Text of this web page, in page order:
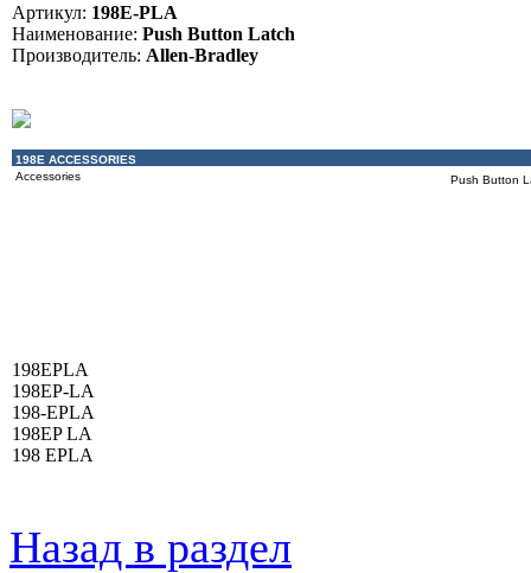
Артикул: 198E-PLA
Наименование: Push Button Latch
Производитель: Allen-Bradley
198E ACCESSORIES
Accessories
Push Button
198EPLA
198EP-LA
198-EPLA
198EP LA
198 EPLA
Назад в раздел